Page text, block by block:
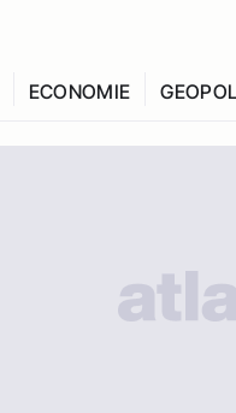
ECONOMIE